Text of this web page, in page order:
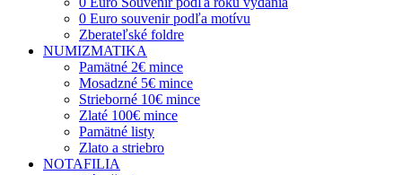
0 Euro souvenir podľa motívu
Zberateľské foldre
NUMIZMATIKA
Pamätné 2€ mince
Mosadzné 5€ mince
Strieborné 10€ mince
Zlaté 100€ mince
Pamätné listy
Zlato a striebro
NOTAFILIA